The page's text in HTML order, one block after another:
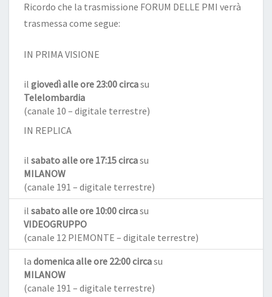
Ricordo che la trasmissione FORUM DELLE PMI verrà
trasmessa come segue:
IN PRIMA VISIONE
il giovedì alle ore 23:00 circasu
Telelombardia
(canale 10 – digitale terrestre)
IN REPLICA
il sabato alle ore 17:15 circasu
MILANOW
(canale 191 – digitale terrestre)
il sabato alle ore 10:00 circasu
VIDEOGRUPPO
(canale 12 PIEMONTE – digitale terrestre)
la domenica alle ore 22:00 circasu
MILANOW
(canale 191 – digitale terrestre)